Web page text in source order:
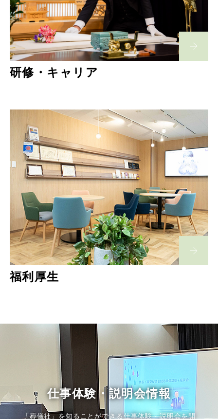
研修・キャリア
福利厚生
仕事体験・説明会情報
「葬儀社」を知ることができる仕事体験・説明会を開